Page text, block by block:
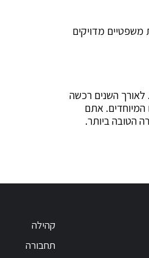
מדויקים
לאורך השנים רכשה
אתם
הטובה ביותר.
קהילה
תחבורה